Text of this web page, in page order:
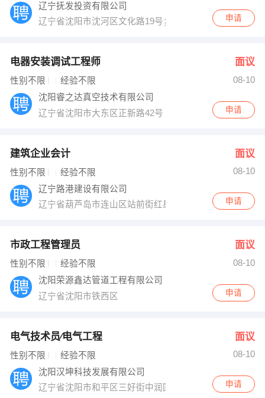
辽宁抚发投资有限公司
辽宁省沈阳市沈河区文化路19号；办事处地址五爱客运
申请
电器安装调试工程师 面议
性别不限 经验不限
08-10
沈阳睿之达真空技术有限公司
辽宁省沈阳市大东区正新路42号
申请
建筑企业会计 面议
性别不限 经验不限
08-10
辽宁路港建设有限公司
辽宁省葫芦岛市连山区站前街红星路2号区
申请
市政工程管理员 面议
性别不限 经验不限
08-10
沈阳荣源鑫达管道工程有限公司
辽宁省沈阳市铁西区
申请
电气技术员∕电气工程 面议
性别不限 经验不限
08-10
沈阳汉坤科技发展有限公司
辽宁省沈阳市和平区三好街中润国际D座3-4-1
申请